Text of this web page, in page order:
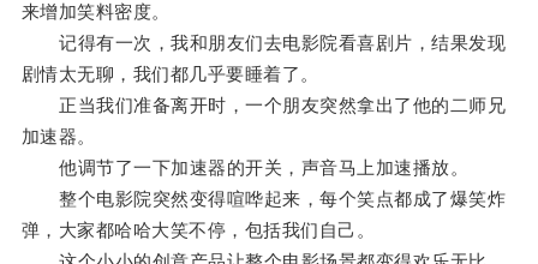
来增加笑料密度。
记得有一次，我和朋友们去电影院看喜剧片，结果发现
剧情太无聊，我们都几乎要睡着了。
正当我们准备离开时，一个朋友突然拿出了他的二师兄
加速器。
他调节了一下加速器的开关，声音马上加速播放。
整个电影院突然变得喧哗起来，每个笑点都成了爆笑炸
弹，大家都哈哈大笑不停，包括我们自己。